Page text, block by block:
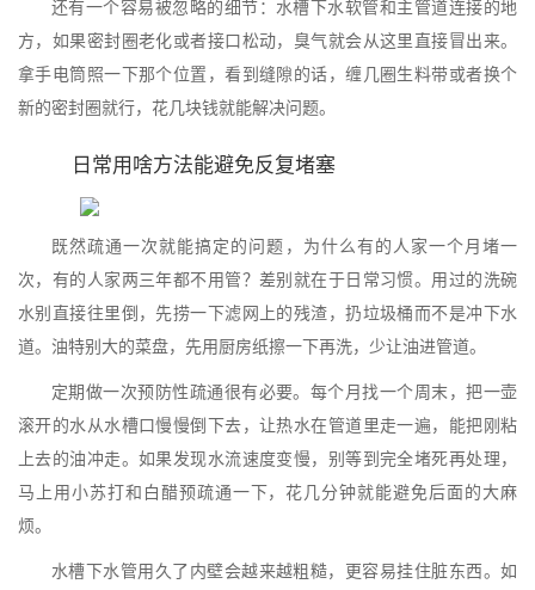
还有一个容易被忽略的细节：水槽下水软管和主管道连接的地
方，如果密封圈老化或者接口松动，臭气就会从这里直接冒出来。
拿手电筒照一下那个位置，看到缝隙的话，缠几圈生料带或者换个
新的密封圈就行，花几块钱就能解决问题。
日常用啥方法能避免反复堵塞
既然疏通一次就能搞定的问题，为什么有的人家一个月堵一
次，有的人家两三年都不用管？差别就在于日常习惯。用过的洗碗
水别直接往里倒，先捞一下滤网上的残渣，扔垃圾桶而不是冲下水
道。油特别大的菜盘，先用厨房纸擦一下再洗，少让油进管道。
定期做一次预防性疏通很有必要。每个月找一个周末，把一壶
滚开的水从水槽口慢慢倒下去，让热水在管道里走一遍，能把刚粘
上去的油冲走。如果发现水流速度变慢，别等到完全堵死再处理，
马上用小苏打和白醋预疏通一下，花几分钟就能避免后面的大麻
烦。
水槽下水管用久了内壁会越来越粗糙，更容易挂住脏东西。如